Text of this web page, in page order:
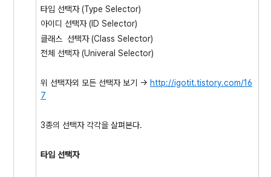
타입 선택자 (Type Selector)
아이디 선택자 (ID Selector)
클래스 선택자 (Class Selector)
전체 선택자 (Univeral Selector)
위 선택자외 모든 선택자 보기 -> http://igotit.tistory.com/16
7
3종의 선택자 각각을 살펴본다.
타입 선택자